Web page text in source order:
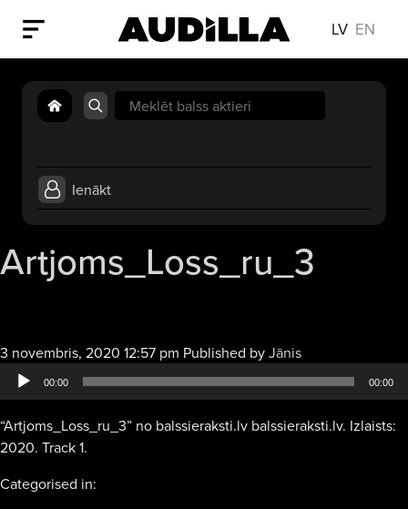
LV EN
Search
for:
Ienākt
Artjoms_Loss_ru_3
3 novembris, 2020 12:57 pm Published byJānisAudio
atskaņotājs
00:00 00:00
“Artjoms_Loss_ru_3” no balssieraksti.lv balssieraksti.lv. Izlaists:
2020. Track 1.
Categorised in: